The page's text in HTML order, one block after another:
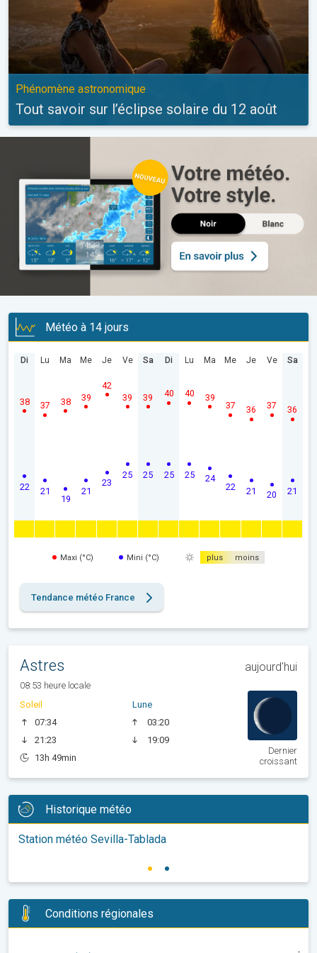
Phénomène astronomique
Tout savoir sur l’éclipse solaire du 12 août
Météo à 14 jours
Di
22
38
Lu
21
37
Ma
19
38
Me
21
39
Je
23
42
Ve
25
39
Sa
25
39
Di
25
40
Lu
25
40
Ma
24
39
Me
22
37
Je
21
36
Ve
20
37
Sa
21
36
Maxi (°C) Mini (°C) plus moins
Tendance météo France
Astres aujourd'hui
08:53 heure locale
Soleil
07:34
21:23
13h 49min
Lune
03:20
19:09
Dernier
croissant
Historique météo
Station météo Sevilla-Tablada
Conditions régionales